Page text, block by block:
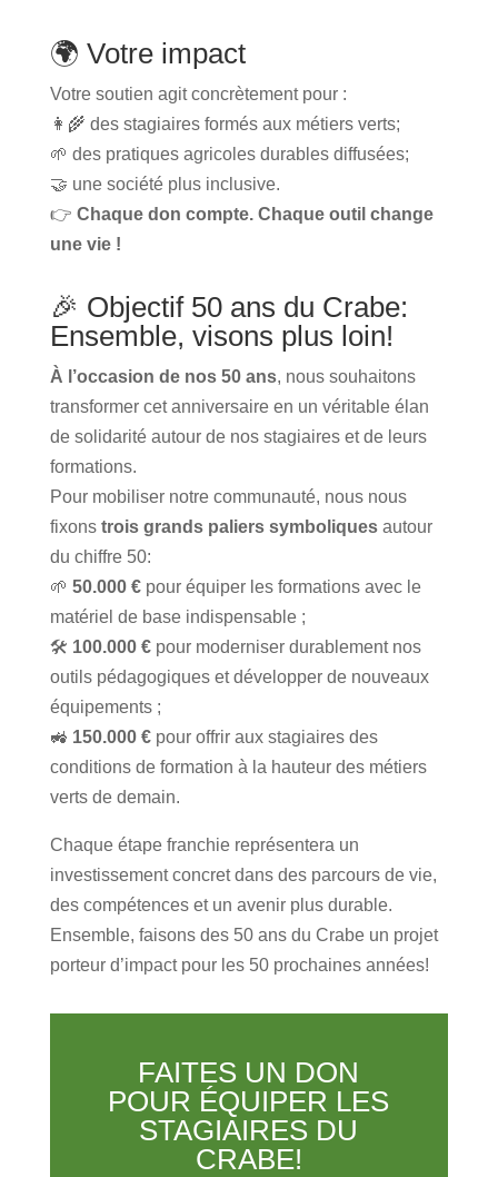
🌍 Votre impact
Votre soutien agit concrètement pour :
👩‍🌾 des stagiaires formés aux métiers verts;
🌱 des pratiques agricoles durables diffusées;
🤝 une société plus inclusive.
👉 Chaque don compte. Chaque outil change
une vie !
🎉 Objectif 50 ans du Crabe:
Ensemble, visons plus loin!
À l’occasion de nos 50 ans, nous souhaitons
transformer cet anniversaire en un véritable élan
de solidarité autour de nos stagiaires et de leurs
formations.
Pour mobiliser notre communauté, nous nous
fixons trois grands paliers symboliquesautour
du chiffre 50:
🌱 50.000 €pour équiper les formations avec le
matériel de base indispensable ;
🛠️ 100.000 €pour moderniser durablement nos
outils pédagogiques et développer de nouveaux
équipements ;
🚜 150.000 €pour offrir aux stagiaires des
conditions de formation à la hauteur des métiers
verts de demain.
Chaque étape franchie représentera un
investissement concret dans des parcours de vie,
des compétences et un avenir plus durable.
Ensemble, faisons des 50 ans du Crabe un projet
porteur d’impact pour les 50 prochaines années!
FAITES UN DON
POUR ÉQUIPER LES
STAGIAIRES DU
CRABE!